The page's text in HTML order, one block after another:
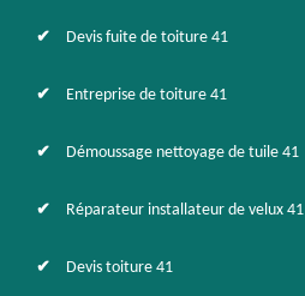
Devis fuite de toiture 41
Entreprise de toiture 41
Démoussage nettoyage de tuile 41
Réparateur installateur de velux 41
Devis toiture 41